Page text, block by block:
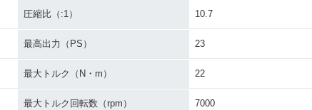
圧縮比（:1） 10.7
最高出力（PS） 23
最大トルク（N・m） 22
最大トルク回転数（rpm） 7000